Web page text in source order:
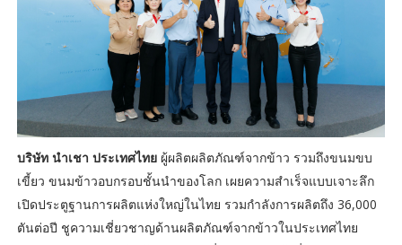
บริษัท นำเชา ประเทศไทยผู้ผลิตผลิตภัณฑ์จากข้าว รวมถึงขนมขบ
เขี้ยว ขนมข้าวอบกรอบชั้นนำของโลก เผยความสำเร็จแบบเจาะลึก
เปิดประตูฐานการผลิตแห่งใหญ่ในไทย รวมกำลังการผลิตถึง 36,000
ตันต่อปี ชูความเชี่ยวชาญด้านผลิตภัณฑ์จากข้าวในประเทศไทย